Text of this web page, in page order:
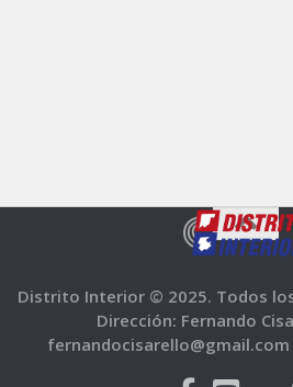
Distrito Interior © 2025. Todos
Dirección: Fernando